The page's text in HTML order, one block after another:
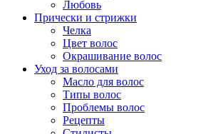
Любовь
Прически и стрижки
Челка
Цвет волос
Окрашивание волос
Уход за волосами
Масло для волос
Типы волос
Проблемы волос
Рецепты